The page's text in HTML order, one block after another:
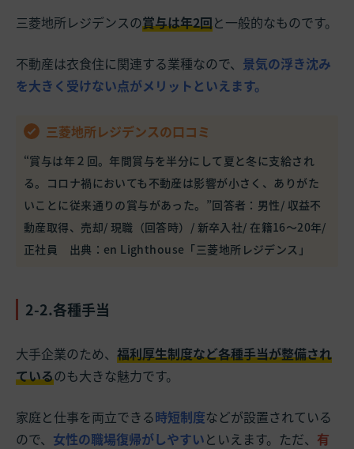
三菱地所レジデンスの賞与は年2回と一般的なものです。
不動産は衣食住に関連する業種なので、 景気の浮き沈み
を大きく受けない点がメリットといえます。
三菱地所レジデンスの口コミ
“賞与は年２回。年間賞与を半分にして夏と冬に支給され
る。コロナ禍においても不動産は影響が小さく、ありがた
いことに従来通りの賞与があった。”回答者：男性/ 収益不
動産取得、売却/ 現職（回答時）/ 新卒入社/ 在籍16～20年/
正社員 出典： en Lighthouse「三菱地所レジデンス」
2-2.各種手当
大手企業のため、 福利厚生制度など各種手当が整備され
ているのも大きな魅力です。
家庭と仕事を両立できる時短制度などが設置されている
ので、 女性の職場復帰がしやすいといえます。ただ、 有